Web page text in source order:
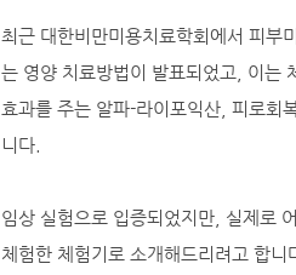
최근 대한비만미용치료학회에서 피부
는 영양 치료방법이 발표되었고, 이는
효과를 주는 알파-라이포익산, 피로회
니다.
임상 실험으로 입증되었지만, 실제로
체험한 체험기로 소개해드리려고 합니